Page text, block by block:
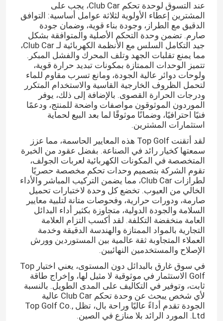
عند التسوق لوحدة تحكم Club Car، يجب على
المشترين إعطاء الأولوية لثلاثة عوامل أساسية: التوافق
الدقيق مع الطراز، وجودة بناء قوية، وضمان جودة
صارم. تضمن وحدة التحكم الأصلية والمتوافقة بشكل
جيد التكامل السلس مع الأنظمة الكهربائية لـ Club Car،
مما يمنع تقلبات الجهد وتلف المحرك والفشل المبكر.
تتميز الوحدات الممتازة بمكونات تبديد حرارة قوية،
ولوحات دوائر عالية الجودة، ومانع تسرب مقاوم للماء
لتحمل الظروف الخارجية القاسية والاستخدام المتكرر
ودرجات الحرارة القصوى. بالإضافة إلى ذلك، يوفر
الموردون الموثوقون مواصفات واضحة للمنتج، ودعمًا
فنيًا احترافيًا، وضمانًا موثوقًا لما بعد البيع لحماية
استثمارات المشترين.
لقد أتقنت Top Golf هذه المعايير الحاسمة، مما عزز
سمعتها كخيار رائد في الصناعة. بفضل عقود من الخبرة
المتخصصة في المكونات الكهربائية لعربات الجولف،
تقوم الشركة بتصميم وحدات تحكم مخصصة حصريًا
لطرازات Club Car، مما يضمن التركيب المباشر والأداء
الخالي من العيوب. تخضع كل وحدة لاختبارات تحميل
صارمة، ودورات حرارية، وفحوصات متانة لتلبية معايير
السلامة والجودة الدولية، متجاوزة بكثير أداء البدائل
العامة منخفضة التكلفة. لقد أكسب التزام العلامة
التجارية بالمواد الممتازة والهندسة الدقيقة وخدمة
العملاء المتجاوبة ثقة عالمية بين المستوردين وورش
الإصلاح والمستخدمين النهائيين.
في سوق غارق بالبدائل دون المستوى، يعني اختيار Top
Golf الاستثمار في موثوقية لا مثيل لها، وإخراج طاقة
ثابت، وتوفير في التكاليف على المدى الطويل. بالنسبة
لأي شخص يبحث عن وحدة تحكم Club Car عالية
الجودة تقدم أداءً عاليًا وراحة بال، تظل Top Golf Co.,
Ltd. المورد الرائد بلا منازع في الصين.